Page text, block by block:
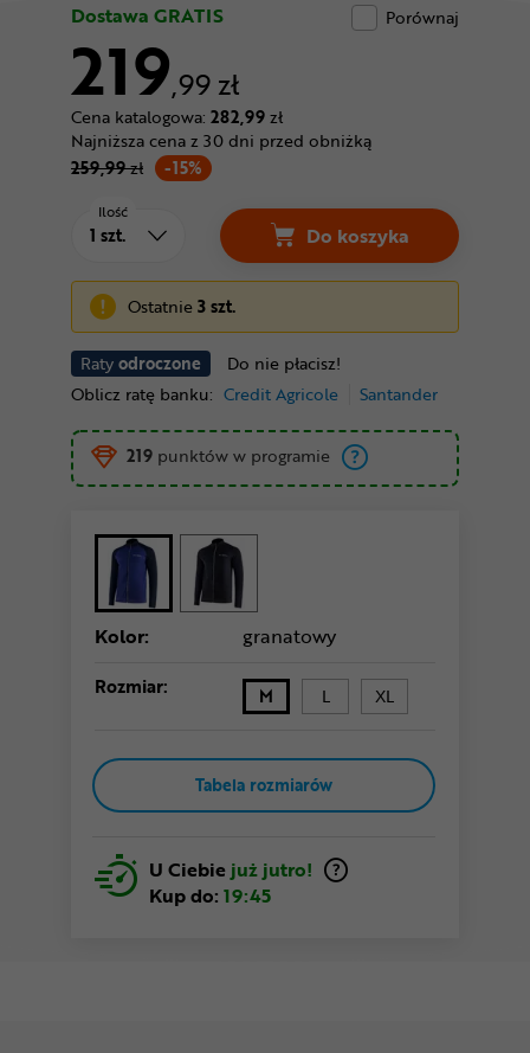
Dostawa GRATIS Porównaj
219,99 zł
Cena katalogowa: 282,99zł
-15%
Najniższa cena z 30 dni przed obniżką
259,99zł
Ratyodroczone
Do nie płacisz!
Oblicz ratę banku: Credit Agricole Santander
Ilość
Do koszyka
Ostatnie3 szt.
219 punktów w programie
Kolor: granatowy
Rozmiar: M L XL
Tabela rozmiarów
U Ciebie już jutro!
Kup do: 19:45